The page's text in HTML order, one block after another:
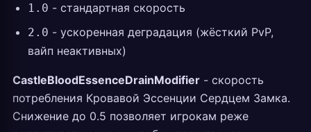
1.0 - стандартная скорость
2.0 - ускоренная деградация (жёсткий PvP,
вайп неактивных)
CastleBloodEssenceDrainModifier - скорость
потребления Кровавой Эссенции Сердцем Замка.
Снижение до 0.5 позволяет игрокам реже